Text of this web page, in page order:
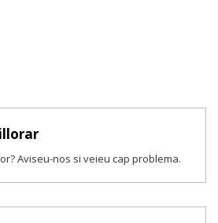
Aviseu-nos si veieu cap problema.